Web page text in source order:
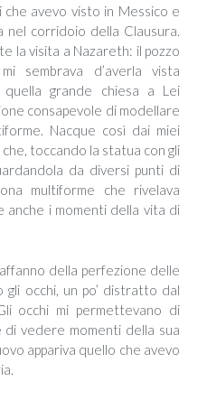
che avevo visto in Messico e
nel corridoio della Clausura.
la visita a Nazareth: il pozzo
sembrava d’averla vista
grande chiesa a Lei
consapevole di modellare
Nacque così dai miei
toccando la statua con gli
da diversi punti di
multiforme che rivelava
anche i momenti della vita di
della perfezione delle
occhi, un po’ distratto dal
occhi mi permettevano di
vedere momenti della sua
appariva quello che avevo